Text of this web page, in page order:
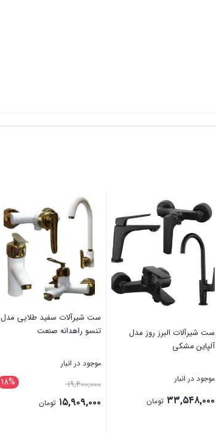
ست شیرآلات البرز روز مدل
آلپاین مشکی
موجود در انبار
۳۳,۵۴۸,۰۰۰ تومان
ست شیرآلات سفید طلایی مدل
تنسو راهدانه صنعت
موجود در انبار
18% ۱۹,۴۰۰,۰۰۰
۱۵,۹۰۹,۰۰۰ تومان